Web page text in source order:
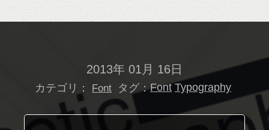
2013年 01月 16日
カテゴリ： Font タグ：Font Typography